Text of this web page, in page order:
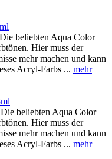
Die beliebten Aqua Color
Hier muss der
mehr machen und kann
Acryl-Farbs ... mehr
Die beliebten Aqua Color
Hier muss der
mehr machen und kann
Acryl-Farbs ... mehr